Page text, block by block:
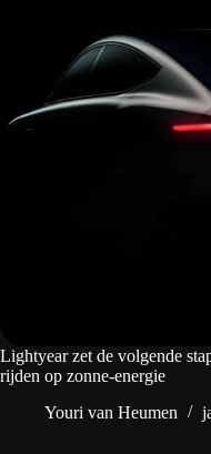
Lightyear zet de volgende
rijden op zonne-energie
Youri van Heumen